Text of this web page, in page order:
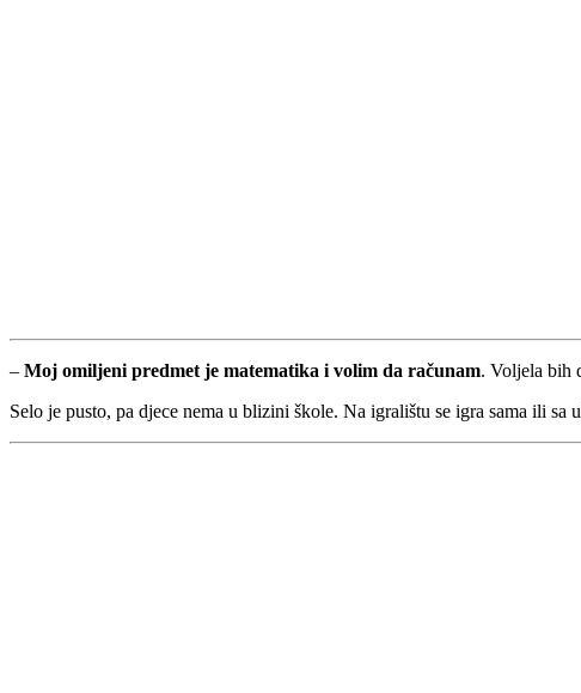
– Moj omiljeni predmet je matematika i volim da računam. Voljela bih
Selo je pusto, pa djece nema u blizini škole. Na igralištu se igra sama ili sa